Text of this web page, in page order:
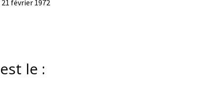
février 1972
le :